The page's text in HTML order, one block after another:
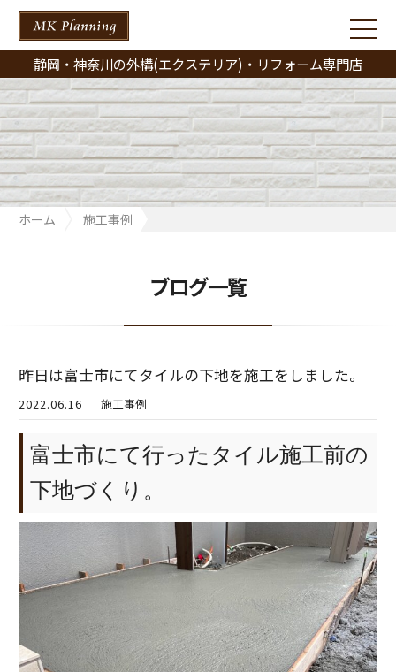
静岡・神奈川の外構(エクステリア)・リフォーム専門店
ホーム
施工事例
ブログ一覧
昨日は富士市にてタイルの下地を施工をしました。
2022.06.16 施工事例
富士市にて行ったタイル施工前の
下地づくり。